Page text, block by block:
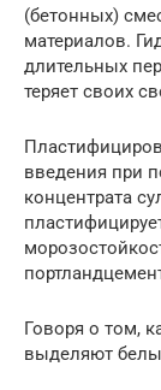
(бетонных)
материалов.
длительных
теряет своих
введения при
концентрата
Говоря о том,
выделяют